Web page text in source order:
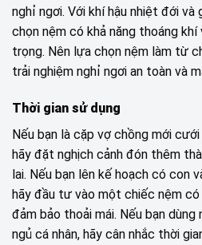
nghỉ ngơi. Với khí hậu nhiệt đới và
chọn nệm có khả năng thoáng
trọng. Nên lựa chọn nệm làm từ
trải nghiệm nghỉ ngơi an toàn và
Thời gian sử dụng
Nếu bạn là cặp vợ chồng mới
hãy đặt nghịch cảnh đón thêm
lai. Nếu bạn lên kế hoạch có con
hãy đầu tư vào một chiếc nệm
đảm bảo thoải mái. Nếu bạn
ngủ cá nhân, hãy cân nhắc thời